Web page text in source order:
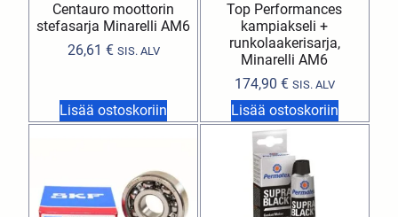
Centauro moottorin
stefasarja Minarelli AM6
26,61 € SIS. ALV
Lisää ostoskoriin
Top Performances
kampiakseli +
runkolaakerisarja,
Minarelli AM6
174,90 € SIS. ALV
Lisää ostoskoriin